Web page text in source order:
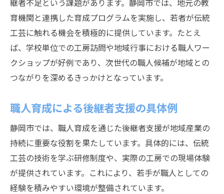
継者不足という課題があります。静岡市では、地元の教
育機関と連携した育成プログラムを実施し、若者が伝統
工芸に触れる機会を積極的に提供しています。たとえ
ば、学校単位での工房訪問や地域行事における職人ワー
クショップが好例であり、次世代の職人候補が地域との
つながりを深めるきっかけとなっています。
職人育成による後継者支援の具体例
静岡市では、職人育成を通じた後継者支援が地域産業の
持続に重要な役割を果たしています。具体的には、伝統
工芸の技術を学ぶ研修制度や、実際の工房での現場体験
が提供されています。これにより、若手が職人としての
経験を積みやすい環境が整備されています。